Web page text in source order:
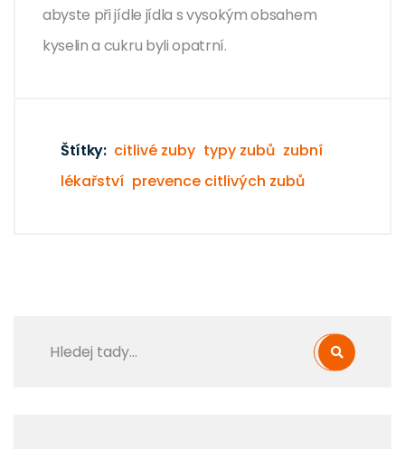
abyste při jídle jídla s vysokým obsahem
kyselin a cukru byli opatrní.
Štítky: citlivé zuby typy zubů zubní
lékařství prevence citlivých zubů